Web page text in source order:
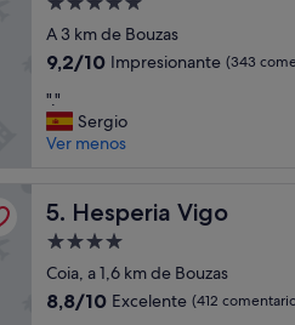
s
m
u
c
o
m
e
a
s
y
c
e
p
o
e
l
c
n
s
o
de
5.0 estrellas
A 3 km de Bouzas
9.2
10,
Impresionante,
(343 comentarios)
9,2/10 Impresionante (343
"
.
"
"."
Sergio
Ver menos
5. Hesperia Vigo
Hesperia Vigo
Alojamiento
de
4.0 estrellas
Coia, a 1,6 km de Bouzas
8.8
8,8/10 Excelente (412